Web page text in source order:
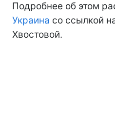
Подробнее об этом
Украина со ссылкой
Хвостовой.